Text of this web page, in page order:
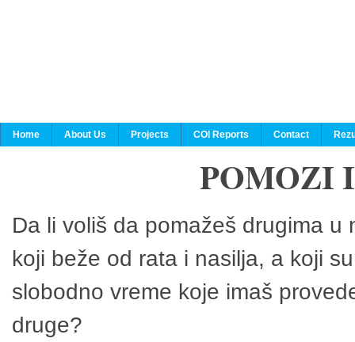
Home About Us Projects COI Reports Contact
POMOZI
Da li voliš da pomažeš drugima
koji beže od rata i nasilja, a koji
slobodno vreme koje imaš
druge?